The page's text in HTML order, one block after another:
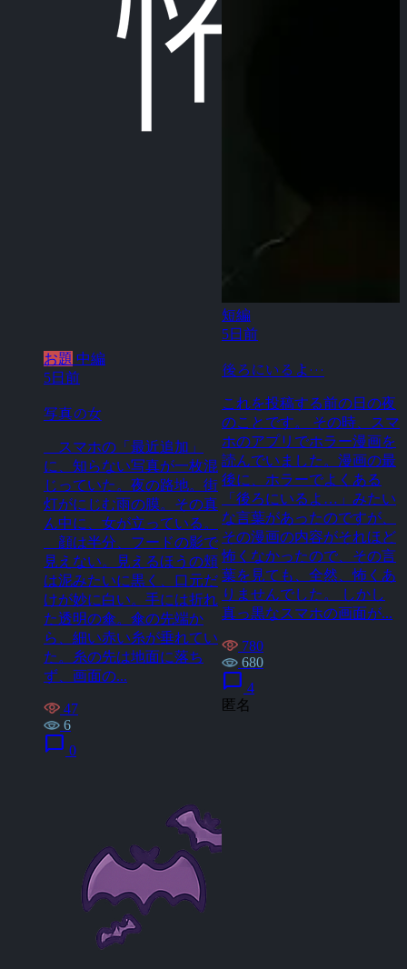
お題 中編
5日前
写真の女
スマホの「最近追加」
に、知らない写真が一枚混
じっていた。夜の路地。街
灯がにじむ雨の膜。その真
ん中に、女が立っている。
顔は半分、フードの影で
見えない。見えるほうの頬
は泥みたいに黒く、口元だ
けが妙に白い。手には折れ
た透明の傘。傘の先端か
ら、細い赤い糸が垂れてい
た。糸の先は地面に落ち
ず、画面の...
47
6
chat_bubble 0
短編
5日前
後ろにいるよ…
これを投稿する前の日の夜
のことです。 その時、スマ
ホのアプリでホラー漫画を
読んでいました。漫画の最
後に、ホラーでよくある
「後ろにいるよ…」みたい
な言葉があったのですが、
その漫画の内容がそれほど
怖くなかったので、その言
葉を見ても、全然、怖くあ
りませんでした。 しかし
真っ黒なスマホの画面が...
780
680
chat_bubble 4
匿名